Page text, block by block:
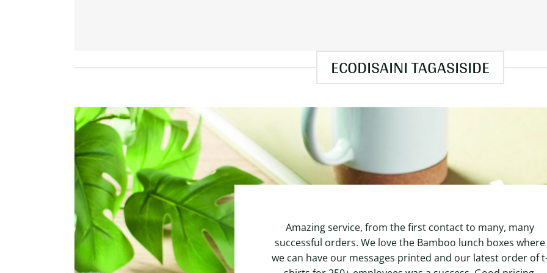
ECODISAINI TAGASISIDE
Amazing service, from the first contact to many, many
successful orders. We love the Bamboo lunch boxes where
we can have our messages printed and our latest order of